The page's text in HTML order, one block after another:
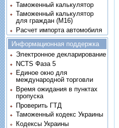
Таможенный калькулятор
Таможенный калькулятор
для граждан (M16)
Расчет импорта автомобиля
Информационная поддержка
Электронное декларирование
NCTS Фаза 5
Единое окно для
международной торговли
Время ожидания в пунктах
пропуска
Проверить ГТД
Таможенный кодекс Украины
Кодексы Украины